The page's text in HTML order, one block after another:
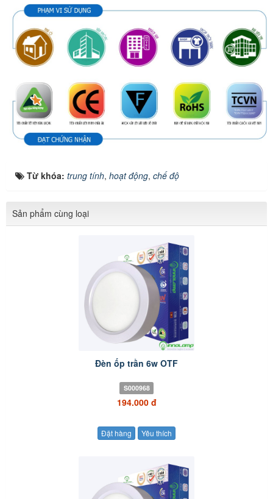
Từ khóa: trung tính, hoạt động, chế độ
Sản phẩm cùng loại
Đèn ốp trần 6w OTF
S000968
194.000 đ
Đặt hàng Yêu thích